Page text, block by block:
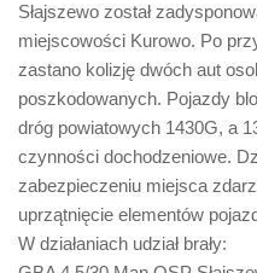
Słajszewo został
miejscowości Kurowo. Po
zastano kolizję dwóch aut
poszkodowanych. Pojazdy
dróg powiatowych 1430G, a
czynności dochodzeniowe.
zabezpieczeniu miejsca
uprzątnięcie elementów
W działaniach udział brały: